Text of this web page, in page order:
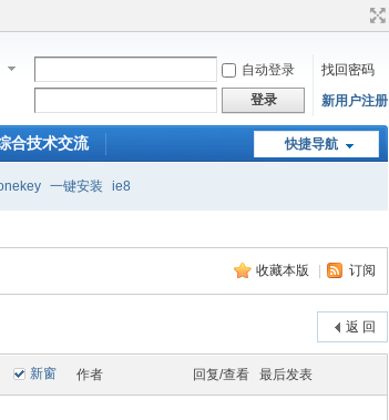
自动登录
找回密码
登录 新用户注册
快捷导航
合技术交流
一键安装 ie8
收藏本版 订阅
返 回
新窗 作者 回复/查看 最后发表